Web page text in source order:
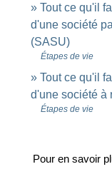
Tout ce qu'il
d'une société
(SASU)
Étapes de vie
Tout ce qu'il
d'une société à
Étapes de vie
Pour en savoir